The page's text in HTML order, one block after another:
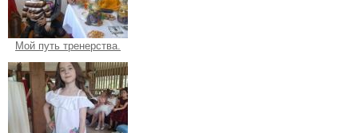
Мой путь тренерства.